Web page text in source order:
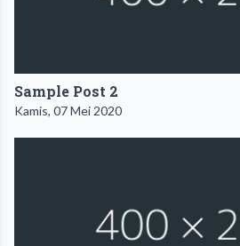
Sample Post 2
Kamis, 07 Mei 2020